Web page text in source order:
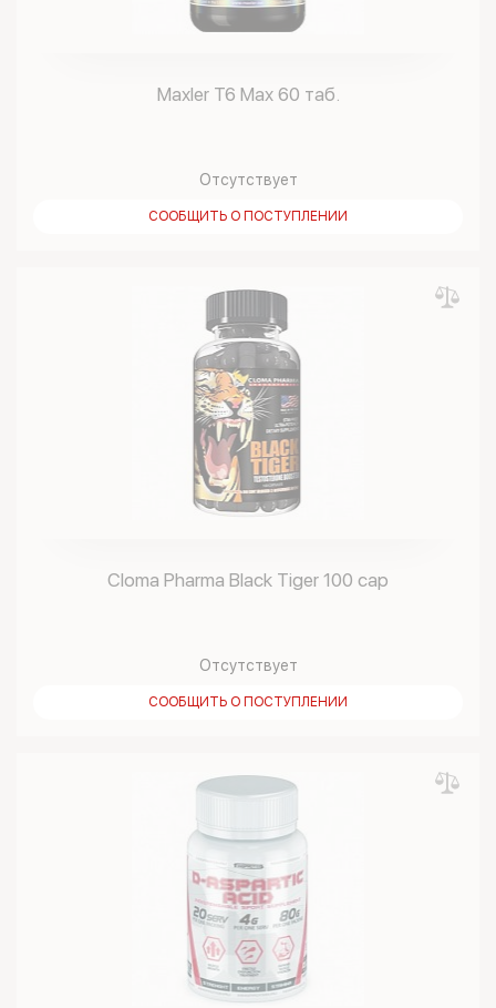
Maxler T6 Max 60 таб.
Отсутствует
СООБЩИТЬ О ПОСТУПЛЕНИИ
Cloma Pharma Black Tiger 100 cap
Отсутствует
СООБЩИТЬ О ПОСТУПЛЕНИИ